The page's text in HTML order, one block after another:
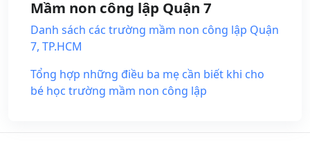
Mầm non công lập Quận 7
Danh sách các trường mầm non công lập Quận
7, TP.HCM
Tổng hợp những điều ba mẹ cần biết khi cho
bé học trường mầm non công lập